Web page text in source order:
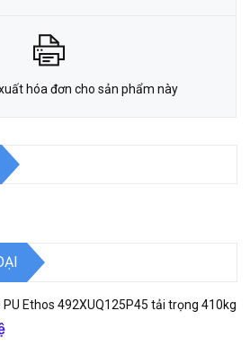
hóa đơn cho sản phẩm này
PU Ethos 492XUQ125P45 tải trọng 410kg